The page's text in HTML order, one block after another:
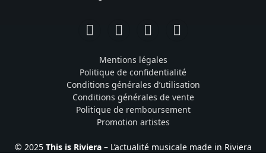
FacebookInstagramTikTok YouTube
Mentions légales
Politique de confidentialité
Conditions générales d’utilisation
Conditions générales de vente
Politique de remboursement
Promotion artistes
© 2025 This is Riviera– L’actualité musicale made in Riviera